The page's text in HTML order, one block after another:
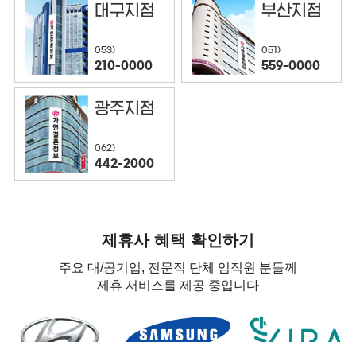
대구지점
053)
210-0000
부산지점
051)
559-0000
광주지점
062)
442-2000
제휴사 혜택 확인하기
주요 대/공기업, 전문직 단체 임직원 분들께
제휴 서비스를 제공 중입니다